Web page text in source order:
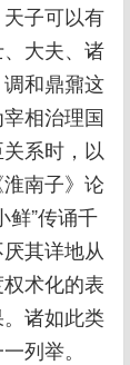
子可以有
大夫、诸
和鼎鼐这
相治理国
系时，以
南子》论
鲜”传诵千
其详地从
术化的表
诸如此类
列举。